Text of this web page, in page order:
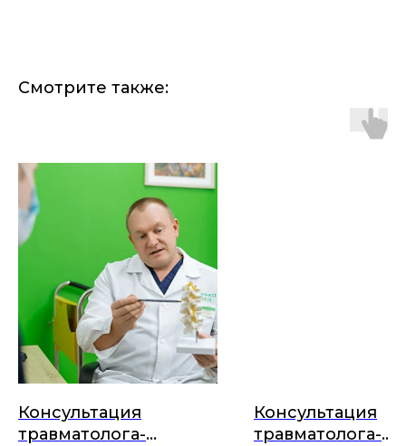
Смотрите также:
Консультация
травматолога-
Консультация
травматолога-